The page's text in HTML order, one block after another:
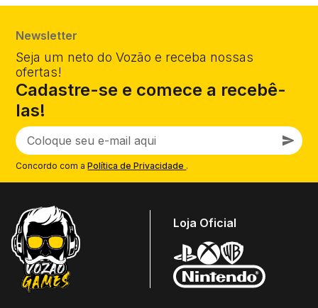
Newsletter
Seja um neto do Vozão e receba nossas
ofertas!
Cadastre-se e comece a recebê-
las!
Concordo com aPolítica de Privacidade .
Loja Oficial